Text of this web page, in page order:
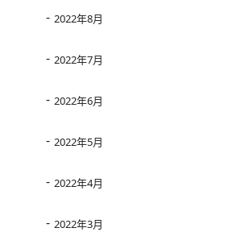
2022年8月
2022年7月
2022年6月
2022年5月
2022年4月
2022年3月